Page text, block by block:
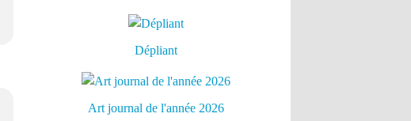
Dépliant
Art journal de l'année 2026